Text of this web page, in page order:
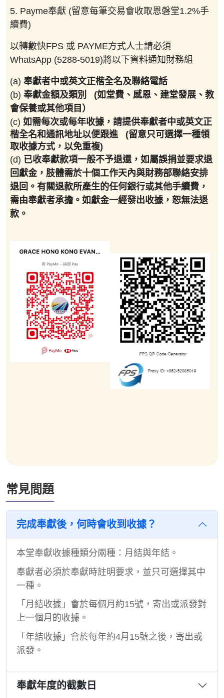
5. Payme奉獻 (留意每筆交易會收取恩磐堂1.2%手
續費)
以轉數快FPS 或 PAYME方式人士請必須
WhatsApp (5288-5019)將以下資料通知財務組
(a) 奉獻者中或英文正楷全名及聯絡電話
(b) 奉獻金額及類別 (如堂費、感恩、建堂發展、教
會保養或其他項目）
(c) 如需每次或每年收據，請提供奉獻者中或英文正
楷全名和通訊地址以便跟進 (留意只可選擇一種領
取收據方式，以免重複)
(d) 已收奉獻款項一般不予退還，如屬誤捐並要求退
回獻金，肢體需於十個工作天內與財務部聯絡安排
退回。有關退款所產生的任何銀行或其他手續費，
需由奉獻者承擔。如獻金一經發出收據，恕無法退
款。
常見問題
完成奉獻後，何時會收到收據？
本堂奉獻收據種類分兩種：月結與年結。
奉獻者必須於奉獻時註明要求，並只可選擇其中
一種。
「月結收據」會於每個月約15號，寄出或派發對
上一個月的收據。
「年結收據」會於每年約4月 15號之後，寄出或
派發。
奉獻年度的截數日